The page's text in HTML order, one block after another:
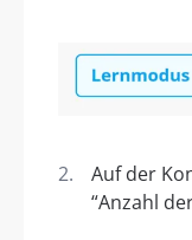
Auf der
“Anzahl